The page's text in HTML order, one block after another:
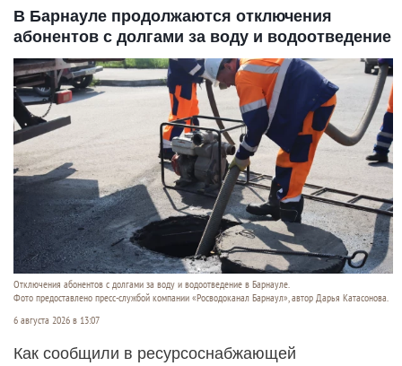
В Барнауле продолжаются отключения
абонентов с долгами за воду и водоотведение
Отключения абонентов с долгами за воду и водоотведение в Барнауле.
Фото предоставлено пресс-службой компании «Росводоканал Барнаул», автор Дарья Катасонова.
6 августа 2026 в 13:07
Как сообщили в ресурсоснабжающей